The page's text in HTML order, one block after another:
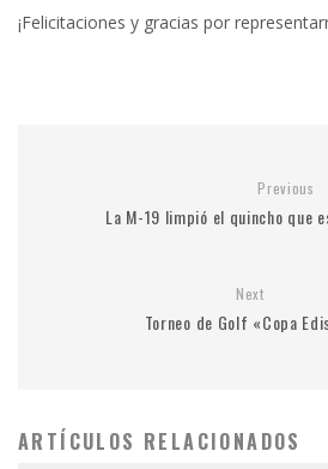
¡Felicitaciones y gracias por
Previous
La M-19 limpió el quincho que
Next
Torneo de Golf «Copa
ARTÍCULOS RELACIONADOS